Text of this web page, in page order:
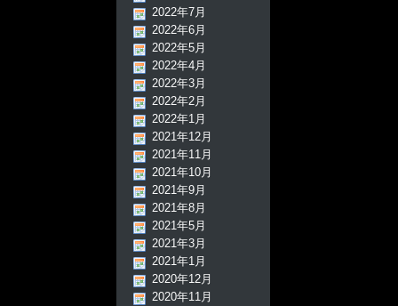
2022年7月
2022年6月
2022年5月
2022年4月
2022年3月
2022年2月
2022年1月
2021年12月
2021年11月
2021年10月
2021年9月
2021年8月
2021年5月
2021年3月
2021年1月
2020年12月
2020年11月